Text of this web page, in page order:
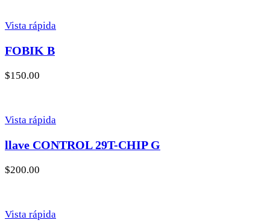
Vista rápida
FOBIK B
$150.00
Vista rápida
llave CONTROL 29T-CHIP G
$200.00
Vista rápida